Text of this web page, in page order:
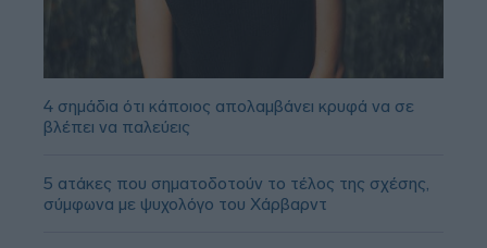
4 σημάδια ότι κάποιος απολαμβάνει κρυφά να σε
βλέπει να παλεύεις
5 ατάκες που σηματοδοτούν το τέλος της σχέσης,
σύμφωνα με ψυχολόγο του Χάρβαρντ